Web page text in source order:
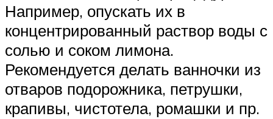
Например, опускать их в
концентрированный раствор воды с
солью и соком лимона.
Рекомендуется делать ванночки из
отваров подорожника, петрушки,
крапивы, чистотела, ромашки и пр.